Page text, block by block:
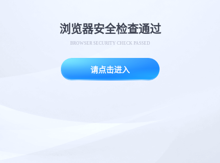
浏览器安全检查通过
BROWSER SECURITY CHECK PASSED
请点击进入